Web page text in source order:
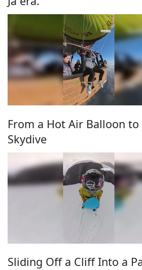
From a Hot Air Balloon to
Skydive
Sliding Off a Cliff Into a